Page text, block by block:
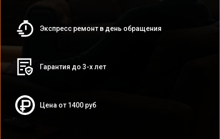
Экспресс ремонт в день обращения
Гарантия до 3-х лет
Цена от 1400 руб